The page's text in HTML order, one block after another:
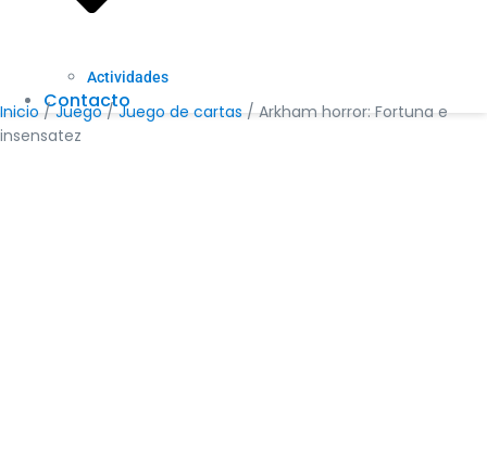
Actividades
Contacto
Inicio /Juego/Juego de cartas / Arkham horror: Fortuna e
insensatez